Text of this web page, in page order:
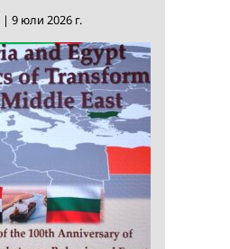
| 9 юли 2026 г.